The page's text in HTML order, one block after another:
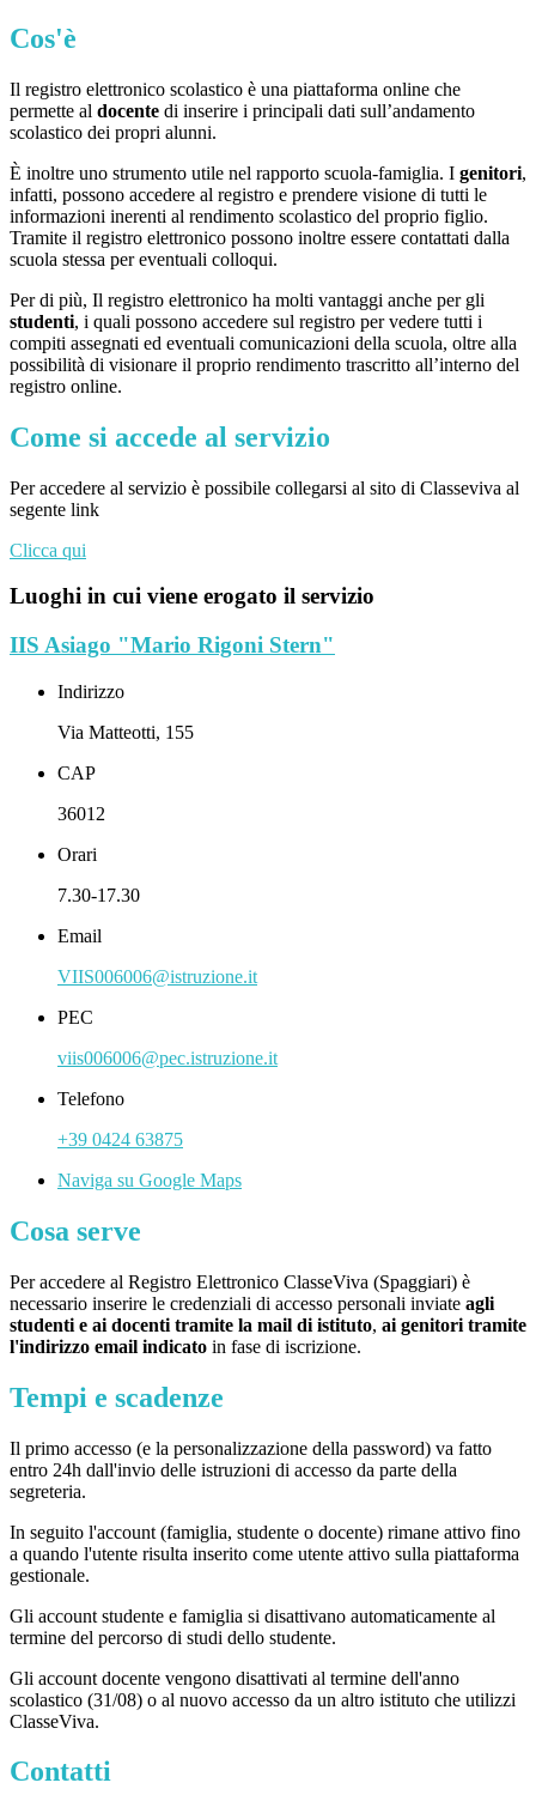
Cos'è
Il registro elettronico scolastico è una piattaforma online che
permette al docente di inserire i principali dati sull’andamento
scolastico dei propri alunni.
È inoltre uno strumento utile nel rapporto scuola-famiglia. I genitori,
infatti, possono accedere al registro e prendere visione di tutti le
informazioni inerenti al rendimento scolastico del proprio figlio.
Tramite il registro elettronico possono inoltre essere contattati dalla
scuola stessa per eventuali colloqui.
Per di più, Il registro elettronico ha molti vantaggi anche per gli
studenti, i quali possono accedere sul registro per vedere tutti i
compiti assegnati ed eventuali comunicazioni della scuola, oltre alla
possibilità di visionare il proprio rendimento trascritto all’interno del
registro online.
Come si accede al servizio
Per accedere al servizio è possibile collegarsi al sito di Classeviva al
segente link
Clicca qui
Luoghi in cui viene erogato il servizio
IIS Asiago "Mario Rigoni Stern"
Indirizzo
Via Matteotti, 155
CAP
36012
Orari
7.30-17.30
Email
VIIS006006@istruzione.it
PEC
viis006006@pec.istruzione.it
Telefono
+39 0424 63875
Naviga su Google Maps
Cosa serve
Per accedere al Registro Elettronico ClasseViva (Spaggiari) è
necessario inserire le credenziali di accesso personali inviate agli
studenti e ai docenti tramite la mail di istituto, ai genitori tramite
l'indirizzo email indicato in fase di iscrizione.
Tempi e scadenze
Il primo accesso (e la personalizzazione della password) va fatto
entro 24h dall'invio delle istruzioni di accesso da parte della
segreteria.
In seguito l'account (famiglia, studente o docente) rimane attivo fino
a quando l'utente risulta inserito come utente attivo sulla piattaforma
gestionale.
Gli account studente e famiglia si disattivano automaticamente al
termine del percorso di studi dello studente.
Gli account docente vengono disattivati al termine dell'anno
scolastico (31/08) o al nuovo accesso da un altro istituto che utilizzi
ClasseViva.
Contatti